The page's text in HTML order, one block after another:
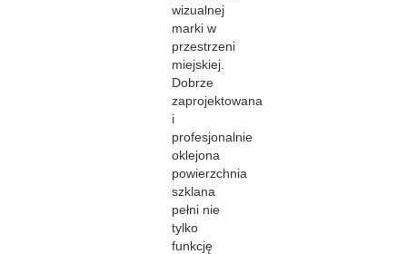
wizualnej
marki w
przestrzeni
miejskiej.
Dobrze
zaprojektowana
i
profesjonalnie
oklejona
powierzchnia
szklana
pełni nie
tylko
funkcję